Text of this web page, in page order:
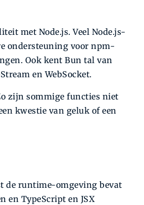
met Node.js. Veel Node.js-
ondersteuning voor npm-
Ook kent Bun tal van
en WebSocket.
zijn sommige functies niet
kwestie van geluk of een
de runtime-omgeving bevat
en TypeScript en JSX